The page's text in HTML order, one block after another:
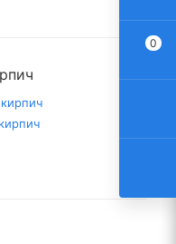
0